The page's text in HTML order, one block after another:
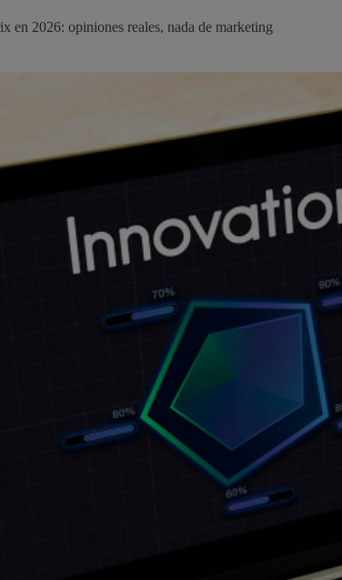
en 2026: opiniones reales, nada de marketing